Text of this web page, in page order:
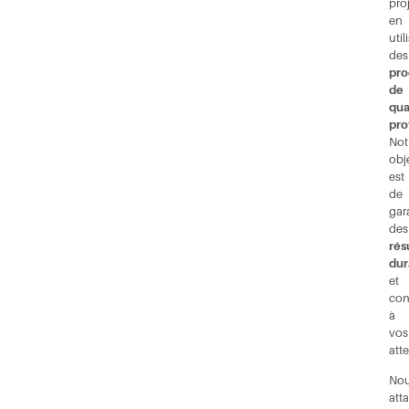
en
des
de
est
de
des
et
à
vos